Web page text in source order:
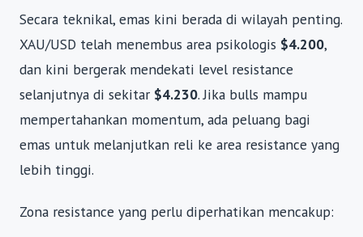
Secara teknikal, emas kini berada di wilayah penting.
XAU/USD telah menembus area psikologis $4.200,
dan kini bergerak mendekati level resistance
selanjutnya di sekitar $4.230. Jika bulls mampu
mempertahankan momentum, ada peluang bagi
emas untuk melanjutkan reli ke area resistance yang
lebih tinggi.
Zona resistance yang perlu diperhatikan mencakup: